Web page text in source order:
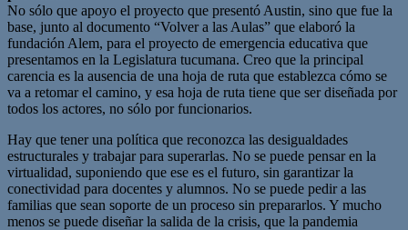
No sólo que apoyo el proyecto que presentó Austin, sino que fue la
base, junto al documento “Volver a las Aulas” que elaboró la
fundación Alem, para el proyecto de emergencia educativa que
presentamos en la Legislatura tucumana. Creo que la principal
carencia es la ausencia de una hoja de ruta que establezca cómo se
va a retomar el camino, y esa hoja de ruta tiene que ser diseñada por
todos los actores, no sólo por funcionarios.
Hay que tener una política que reconozca las desigualdades
estructurales y trabajar para superarlas. No se puede pensar en la
virtualidad, suponiendo que ese es el futuro, sin garantizar la
conectividad para docentes y alumnos. No se puede pedir a las
familias que sean soporte de un proceso sin prepararlos. Y mucho
menos se puede diseñar la salida de la crisis, que la pandemia